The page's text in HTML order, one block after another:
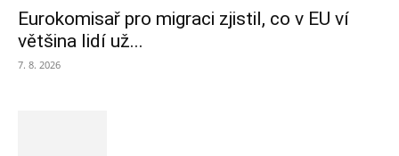
Eurokomisař pro migraci zjistil, co v EU ví
většina lidí už...
7. 8. 2026